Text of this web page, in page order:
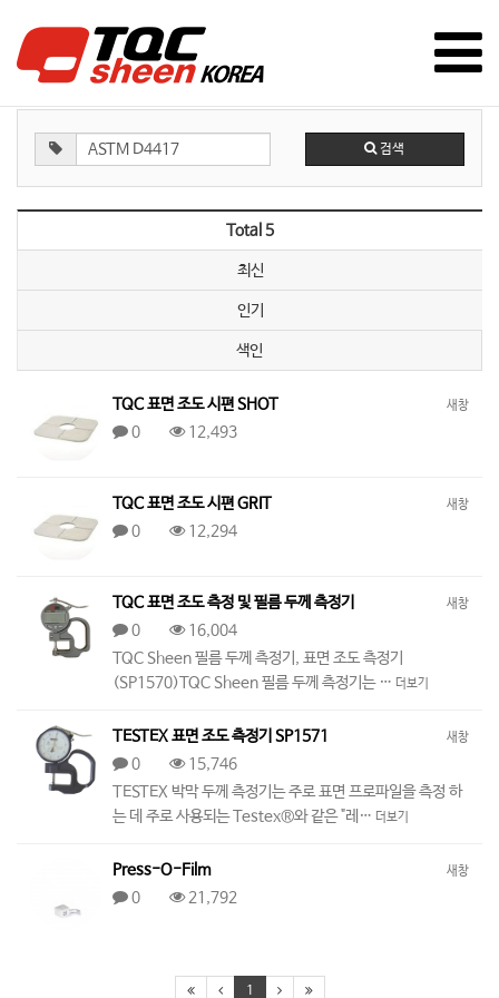
검색
Total 5
최신
인기
색인
새창
TQC 표면 조도 시편 SHOT
0
12,493
새창
TQC 표면 조도 시편 GRIT
0
12,294
새창
TQC 표면 조도 측정 및 필름 두께 측정기
0
16,004
TQC Sheen 필름 두께 측정기, 표면 조도 측정기
(SP1570)TQC Sheen 필름 두께 측정기는 … 더보기
새창
TESTEX 표면 조도 측정기 SP1571
0
15,746
TESTEX 박막 두께 측정기는 주로 표면 프로파일을 측정 하
는 데 주로 사용되는 Testex®와 같은 "레… 더보기
새창
Press-O-Film
0
21,792
1